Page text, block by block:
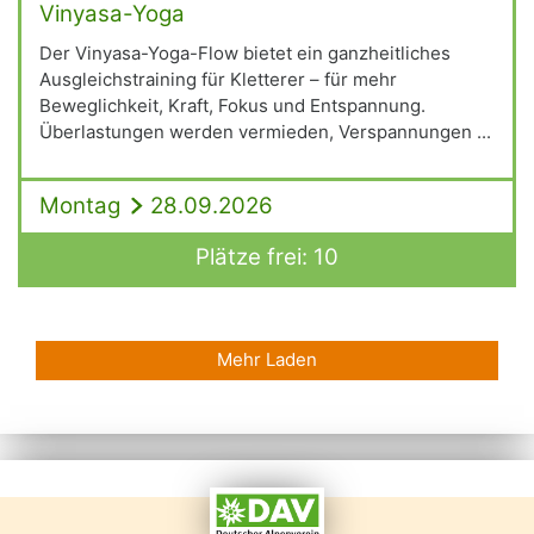
Vinyasa-Yoga
Der Vinyasa-Yoga-Flow bietet ein ganzheitliches
Ausgleichstraining für Kletterer – für mehr
Beweglichkeit, Kraft, Fokus und Entspannung.
Überlastungen werden vermieden, Verspannungen ...
Montag
28.09.2026
Plätze frei: 10
Mehr Laden